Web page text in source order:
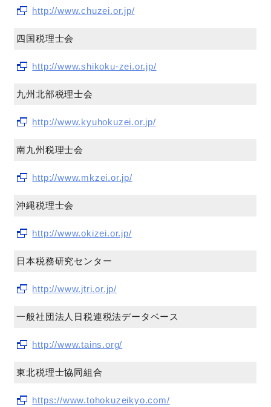
http://www.chuzei.or.jp/
四国税理士会
http://www.shikoku-zei.or.jp/
九州北部税理士会
http://www.kyuhokuzei.or.jp/
南九州税理士会
http://www.mkzei.or.jp/
沖縄税理士会
http://www.okizei.or.jp/
日本税務研究センター
http://www.jtri.or.jp/
一般社団法人日税連税法データベース
http://www.tains.org/
東北税理士協同組合
https://www.tohokuzeikyo.com/